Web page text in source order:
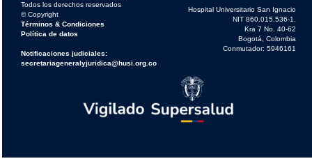
Todos los derechos reservados
© Copyright
Términos & Condiciones
Política de datos
Notificaciones judiciales:
secretariageneralyjuridica@husi.org.co
Hospital Universitario San Ignacio
NIT 860.015.536-1.
Kra 7 No. 40-62
Bogotá, Colombia
Conmutador: 5946161